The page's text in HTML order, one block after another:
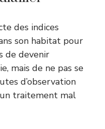
des indices
son habitat pour
de devenir
mais de ne pas se
d’observation
traitement mal